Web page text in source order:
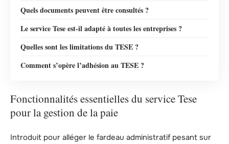
Quels documents peuvent être consultés ?
Le service Tese est-il adapté à toutes les entreprises ?
Quelles sont les limitations du TESE ?
Comment s’opère l’adhésion au TESE ?
Fonctionnalités essentielles du service Tese
pour la gestion de la paie
Introduit pour alléger le fardeau administratif pesant sur